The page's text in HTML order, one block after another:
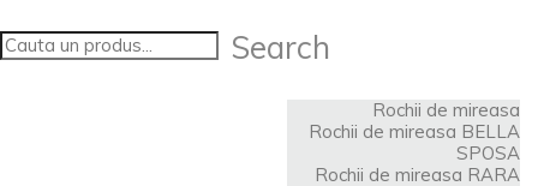
Search
Rochii de mireasa
Rochii de mireasa BELLA
SPOSA
Rochii de mireasa RARA